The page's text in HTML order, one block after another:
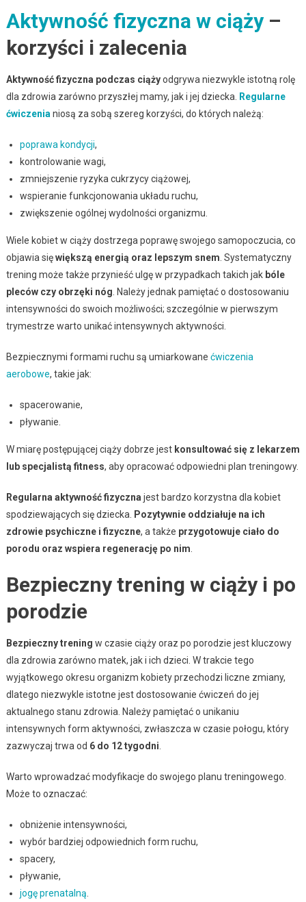
Aktywność fizyczna w ciąży–
korzyści i zalecenia
Aktywność fizyczna podczas ciążyodgrywa niezwykle istotną rolę
dla zdrowia zarówno przyszłej mamy, jak i jej dziecka.
Regularne
ćwiczenia niosą za sobą szereg korzyści, do których należą:
poprawa kondycji,
kontrolowanie wagi,
zmniejszenie ryzyka cukrzycy ciążowej,
wspieranie funkcjonowania układu ruchu,
zwiększenie ogólnej wydolności organizmu.
Wiele kobiet w ciąży dostrzega poprawę swojego samopoczucia, co
objawia sięwiększą energią oraz lepszym snem . Systematyczny
trening może także przynieść ulgę w przypadkach takich jak bóle
pleców czy obrzęki nóg . Należy jednak pamiętać o dostosowaniu
intensywności do swoich możliwości; szczególnie w pierwszym
trymestrze warto unikać intensywnych aktywności.
Bezpiecznymi formami ruchu są umiarkowane ćwiczenia
aerobowe, takie jak:
spacerowanie,
pływanie.
W miarę postępującej ciąży dobrze jest konsultować się z lekarzem
lub specjalistą fitness, aby opracować odpowiedni plan treningowy.
Regularna aktywność fizyczna jest bardzo korzystna dla kobiet
spodziewających się dziecka.
Pozytywnie oddziałuje na ich
zdrowie psychiczne i fizyczne, a także przygotowuje ciało do
porodu oraz wspiera regenerację po nim
Bezpieczny trening w ciąży i po
porodzie
Bezpieczny trening w czasie ciąży oraz po porodzie jest kluczowy
dla zdrowia zarówno matek, jak i ich dzieci. W trakcie tego
wyjątkowego okresu organizm kobiety przechodzi liczne zmiany,
dlatego niezwykle istotne jest dostosowanie ćwiczeń do jej
aktualnego stanu zdrowia. Należy pamiętać o unikaniu
intensywnych form aktywności, zwłaszcza w czasie połogu, który
zazwyczaj trwa od 6 do 12 tygodni
Warto wprowadzać modyfikacje do swojego planu treningowego.
Może to oznaczać:
obniżenie intensywności,
wybór bardziej odpowiednich form ruchu,
spacery,
pływanie,
jogę prenatalną